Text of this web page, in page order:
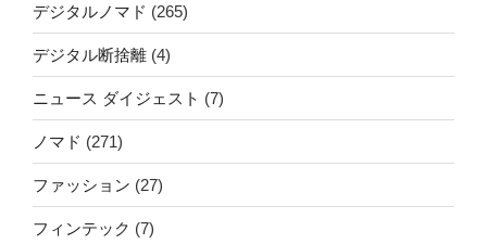
デジタルノマド (265)
デジタル断捨離 (4)
ニュース ダイジェスト (7)
ノマド (271)
ファッション (27)
フィンテック (7)